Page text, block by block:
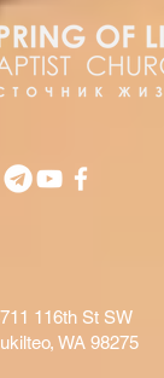
116th St SW
WA 98275